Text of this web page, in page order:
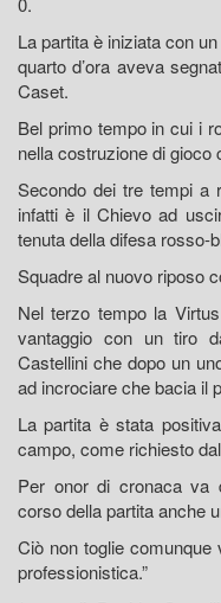
La partita è iniziata con
quarto d’ora aveva
Caset.
Bel primo tempo in cui i
nella costruzione di gioco
Secondo dei tre tempi a
infatti è il Chievo ad
tenuta della difesa rosso-
Squadre al nuovo riposo
Nel terzo tempo la
vantaggio con un tiro
Castellini che dopo un
ad incrociare che bacia il
La partita è stata
campo, come richiesto
Per onor di cronaca va
corso della partita anche
Ciò non toglie
professionistica.”